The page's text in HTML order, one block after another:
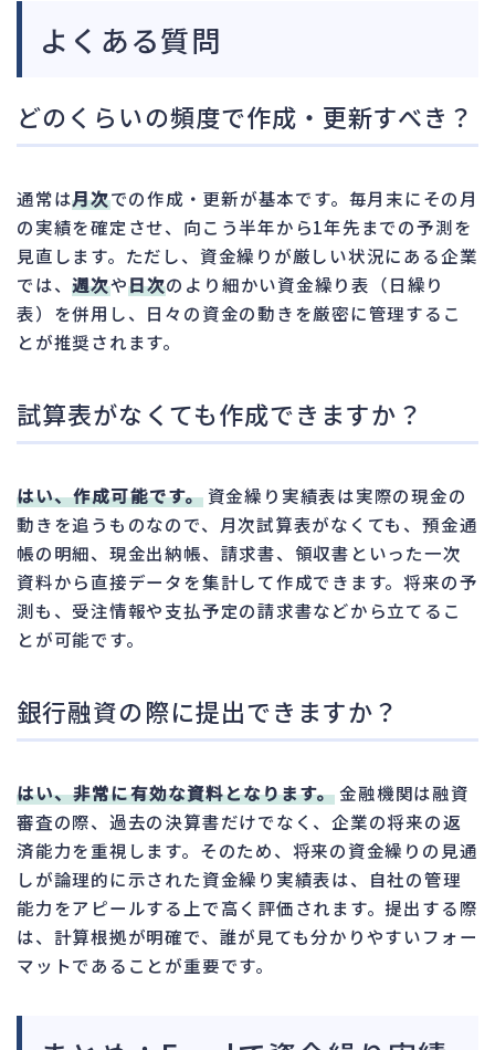
よくある質問
どのくらいの頻度で作成・更新すべき？
通常は月次での作成・更新が基本です。毎月末にその月
の実績を確定させ、向こう半年から1年先までの予測を
見直します。ただし、資金繰りが厳しい状況にある企業
では、週次や日次のより細かい資金繰り表（日繰り
表）を併用し、日々の資金の動きを厳密に管理するこ
とが推奨されます。
試算表がなくても作成できますか？
はい、作成可能です。資金繰り実績表は実際の現金の
動きを追うものなので、月次試算表がなくても、預金通
帳の明細、現金出納帳、請求書、領収書といった一次
資料から直接データを集計して作成できます。将来の予
測も、受注情報や支払予定の請求書などから立てるこ
とが可能です。
銀行融資の際に提出できますか？
はい、非常に有効な資料となります。金融機関は融資
審査の際、過去の決算書だけでなく、企業の将来の返
済能力を重視します。そのため、将来の資金繰りの見通
しが論理的に示された資金繰り実績表は、自社の管理
能力をアピールする上で高く評価されます。提出する際
は、計算根拠が明確で、誰が見ても分かりやすいフォー
マットであることが重要です。